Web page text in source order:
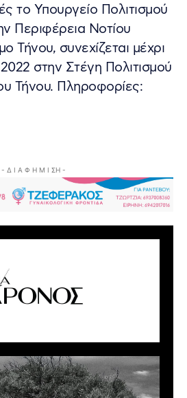
το Υπουργείο Πολιτισμού
Περιφέρεια Νοτίου
Τήνου, συνεχίζεται μέχρι
στην Στέγη Πολιτισμού
Τήνου. Πληροφορίες:
- Δ Ι Α Φ Η Μ Ι ΣΗ -